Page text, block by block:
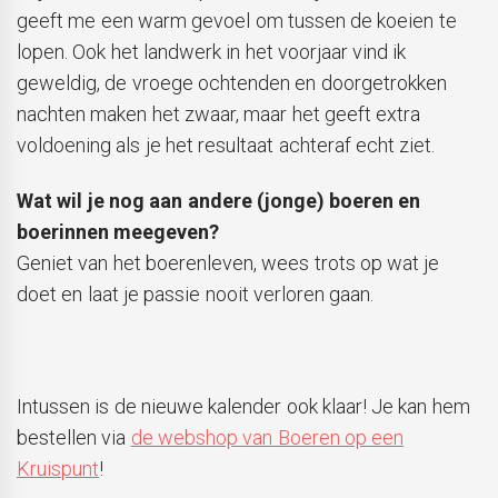
geeft me een warm gevoel om tussen de koeien te
lopen. Ook het landwerk in het voorjaar vind ik
geweldig, de vroege ochtenden en doorgetrokken
nachten maken het zwaar, maar het geeft extra
voldoening als je het resultaat achteraf echt ziet.
Wat wil je nog aan andere (jonge) boeren en
boerinnen meegeven?
Geniet van het boerenleven, wees trots op wat je
doet en laat je passie nooit verloren gaan.
Intussen is de nieuwe kalender ook klaar! Je kan hem
bestellen via de webshop van Boeren op een
Kruispunt!